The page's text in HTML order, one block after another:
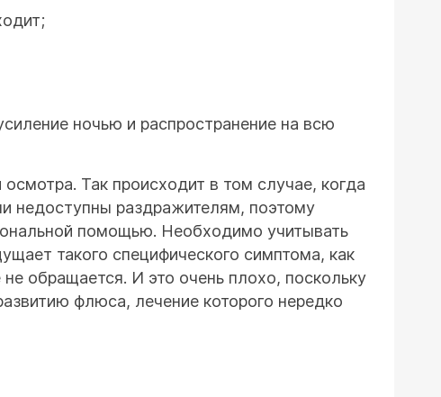
ночью и распространение на всю
Так происходит в том случае, когда
недоступны раздражителям, поэтому
помощью. Необходимо учитывать
такого специфического симптома, как
обращается. И это очень плохо, поскольку
флюса, лечение которого нередко